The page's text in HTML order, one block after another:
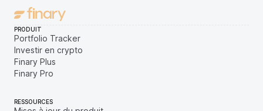
PRODUIT
Portfolio Tracker
Investir en crypto
Finary Plus
Finary Pro
RESSOURCES